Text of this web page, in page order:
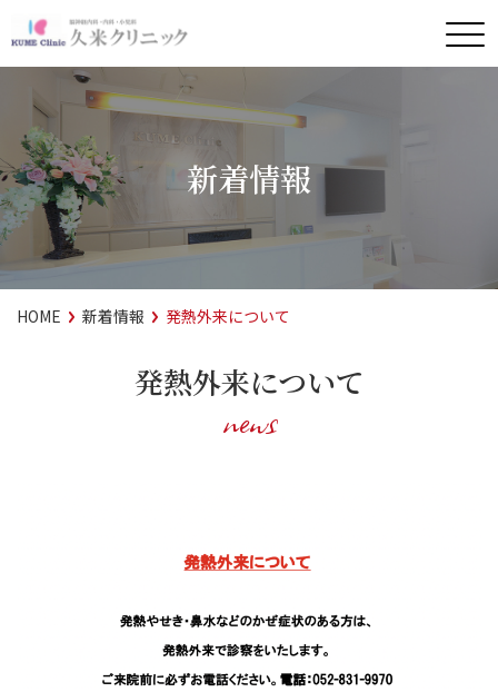
新着情報
HOME 新着情報 発熱外来について
発熱外来について
news